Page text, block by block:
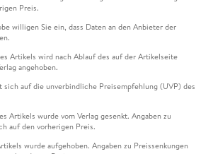
Preis.
willigen Sie ein, dass Daten an den Anbieter der
Artikels wird nach Ablauf des auf der Artikelseite
angehoben.
sich auf die unverbindliche Preisempfehlung (UVP) des
Artikels wurde vom Verlag gesenkt. Angaben zu
auf den vorherigen Preis.
wurde aufgehoben. Angaben zu Preissenkungen